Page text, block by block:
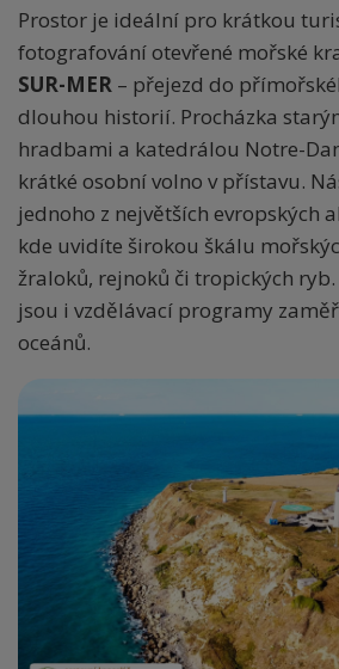
Prostor je ideální pro krátkou
fotografování otevřené mořské
SUR-MER – přejezd do
dlouhou historií. Procházka
hradbami a katedrálou Notre-
krátké osobní volno v přístavu.
jednoho z největších evropských
kde uvidíte širokou škálu
žraloků, rejnoků či tropických
jsou i vzdělávací programy
oceánů.